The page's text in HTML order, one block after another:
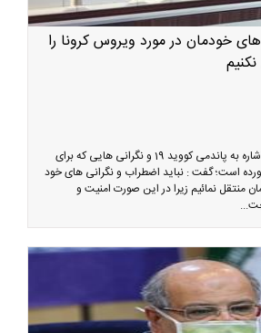
خودمان در مورد ویروس کرونا را
یک روانشناس بالینی با اشاره به پاندمی کووید 19 و نگرانی هایی که برای
است؛ گفت : نباید اضطراب و نگرانی های خود
منتقل نمائیم زیرا در این صورت امنیت و